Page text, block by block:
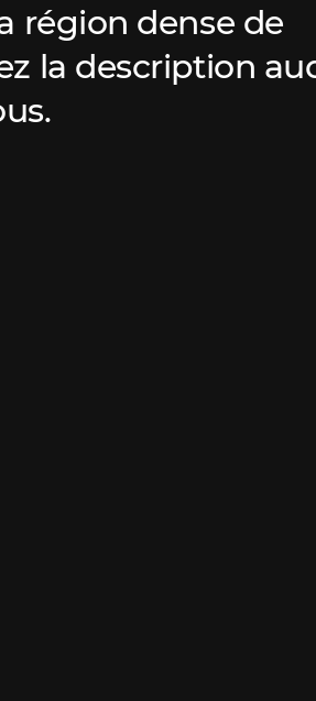
région dense de
la description